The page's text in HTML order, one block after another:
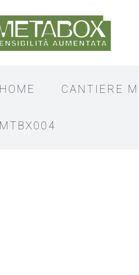
HOME CANTIERE
MTBX004